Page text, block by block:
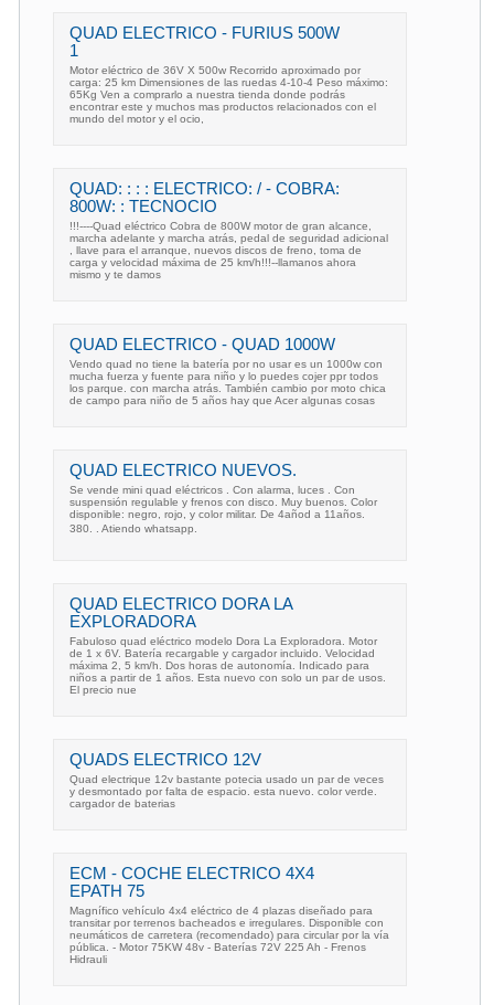
QUAD ELECTRICO - FURIUS 500W
1
Motor eléctrico de 36V X 500w Recorrido aproximado por
carga: 25 km Dimensiones de las ruedas 4-10-4 Peso máximo:
65Kg Ven a comprarlo a nuestra tienda donde podrás
encontrar este y muchos mas productos relacionados con el
mundo del motor y el ocio,
QUAD: : : : ELECTRICO: / - COBRA:
800W: : TECNOCIO
!!!----Quad eléctrico Cobra de 800W motor de gran alcance,
marcha adelante y marcha atrás, pedal de seguridad adicional
, llave para el arranque, nuevos discos de freno, toma de
carga y velocidad máxima de 25 km/h!!!--llamanos ahora
mismo y te damos
QUAD ELECTRICO - QUAD 1000W
Vendo quad no tiene la batería por no usar es un 1000w con
mucha fuerza y fuente para niño y lo puedes cojer ppr todos
los parque. con marcha atrás. También cambio por moto chica
de campo para niño de 5 años hay que Acer algunas cosas
QUAD ELECTRICO NUEVOS.
Se vende mini quad eléctricos . Con alarma, luces . Con
suspensión regulable y frenos con disco. Muy buenos. Color
disponible: negro, rojo, y color militar. De 4añod a 11años.
380. . Atiendo whatsapp.
QUAD ELECTRICO DORA LA
EXPLORADORA
Fabuloso quad eléctrico modelo Dora La Exploradora. Motor
de 1 x 6V. Batería recargable y cargador incluido. Velocidad
máxima 2, 5 km/h. Dos horas de autonomía. Indicado para
niños a partir de 1 años. Esta nuevo con solo un par de usos.
El precio nue
QUADS ELECTRICO 12V
Quad electrique 12v bastante potecia usado un par de veces
y desmontado por falta de espacio. esta nuevo. color verde.
cargador de baterias
ECM - COCHE ELECTRICO 4X4
EPATH 75
Magnífico vehículo 4x4 eléctrico de 4 plazas diseñado para
transitar por terrenos bacheados e irregulares. Disponible con
neumáticos de carretera (recomendado) para circular por la vía
pública. - Motor 75KW 48v - Baterías 72V 225 Ah - Frenos
Hidrauli